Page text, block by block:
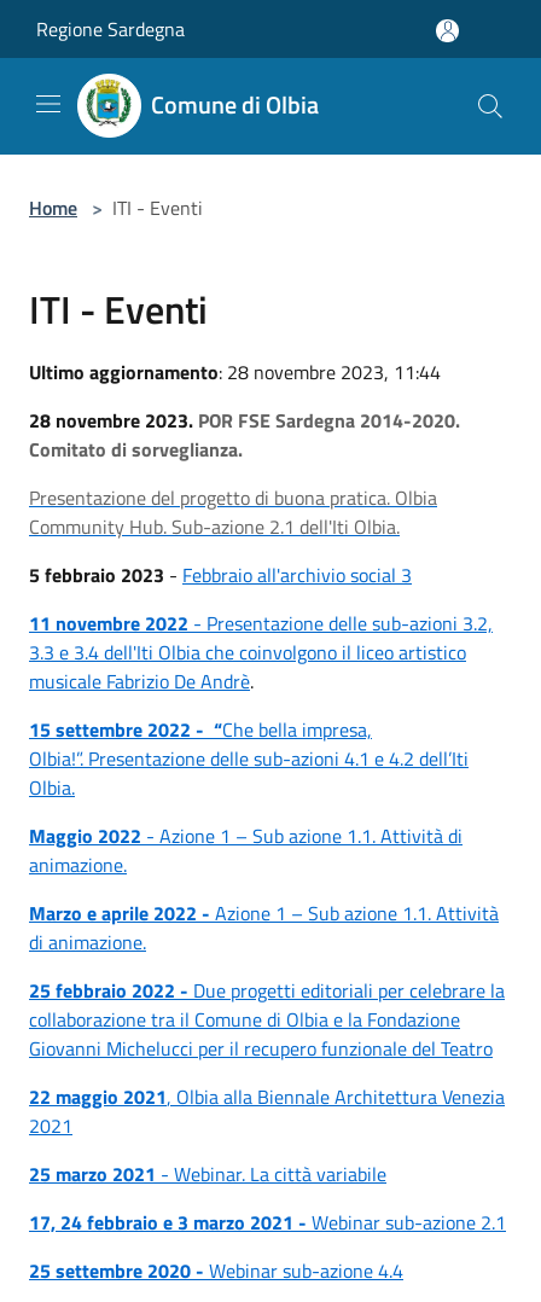
Regione Sardegna
Comune di Olbia
Home > ITI - Eventi
ITI - Eventi
Ultimo aggiornamento: 28 novembre 2023, 11:44
28 novembre 2023. POR FSESardegna 2014-2020.
Comitato di sorveglianza.
Presentazione del progetto di buona pratica. Olbia
Community Hub.Sub-azione 2.1 dell'Iti Olbia.
5 febbraio 2023 - Febbraio all'archivio social 3
11 novembre 2022 - Presentazione delle sub-azioni 3.2,
3.3 e 3.4 dell'Iti Olbia che coinvolgono il liceo artistico
musicale Fabrizio De Andrè.
15 settembre 2022 - “Che bella impresa,
Olbia!”. Presentazione delle sub-azioni 4.1 e 4.2 dell’Iti
Olbia.
Maggio 2022 - Azione 1 – Sub azione 1.1. Attività di
animazione.
Marzo e aprile 2022 - Azione 1 – Sub azione 1.1. Attività
di animazione.
25 febbraio 2022 - Due progetti editoriali per celebrare la
collaborazione tra il Comune di Olbia e la Fondazione
Giovanni Michelucci per il recupero funzionale del Teatro
22 maggio 2021, Olbia alla Biennale Architettura Venezia
2021
25 marzo 2021 - Webinar. La città variabile
17, 24 febbraio e 3 marzo 2021 - Webinar sub-azione 2.1
25 settembre 2020 - Webinar sub-azione 4.4